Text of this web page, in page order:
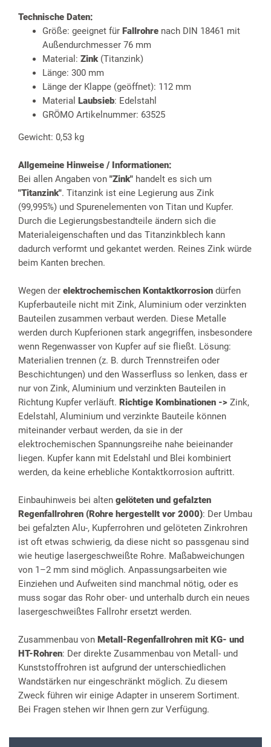
Technische Daten:
Größe: geeignet für Fallrohre nach DIN 18461 mit
Außendurchmesser 76 mm
Material: Zink(Titanzink)
Länge: 300 mm
Länge der Klappe (geöffnet): 112 mm
Material Laubsieb: Edelstahl
GRÖMO Artikelnummer: 63525
Gewicht: 0,53 kg
Allgemeine Hinweise / Informationen:
Bei allen Angaben von "Zink" handelt es sich um
"Titanzink". Titanzink ist eine Legierung aus Zink
(99,995%) und Spurenelementen von Titan und Kupfer.
Durch die Legierungsbestandteile ändern sich die
Materialeigenschaften und das Titanzinkblech kann
dadurch verformt und gekantet werden. Reines Zink würde
beim Kanten brechen.
Wegen der elektrochemischen Kontaktkorrosion dürfen
Kupferbauteile nicht mit Zink, Aluminium oder verzinkten
Bauteilen zusammen verbaut werden. Diese Metalle
werden durch Kupferionen stark angegriffen, insbesondere
wenn Regenwasser von Kupfer auf sie fließt. Lösung:
Materialien trennen (z. B. durch Trennstreifen oder
Beschichtungen) und den Wasserfluss so lenken, dass er
nur von Zink, Aluminium und verzinkten Bauteilen in
Richtung Kupfer verläuft. Richtige Kombinationen -> Zink,
Edelstahl, Aluminium und verzinkte Bauteile können
miteinander verbaut werden, da sie in der
elektrochemischen Spannungsreihe nahe beieinander
liegen. Kupfer kann mit Edelstahl und Blei kombiniert
werden, da keine erhebliche Kontaktkorrosion auftritt.
Einbauhinweis bei alten gelöteten und gefalzten
Regenfallrohren (Rohre hergestellt vor 2000): Der Umbau
bei gefalzten Alu-, Kupferrohren und gelöteten Zinkrohren
ist oft etwas schwierig, da diese nicht so passgenau sind
wie heutige lasergeschweißte Rohre. Maßabweichungen
von 1–2 mm sind möglich. Anpassungsarbeiten wie
Einziehen und Aufweiten sind manchmal nötig, oder es
muss sogar das Rohr ober- und unterhalb durch ein neues
lasergeschweißtes Fallrohr ersetzt werden.
Zusammenbau von Metall-Regenfallrohren mit KG- und
HT-Rohren: Der direkte Zusammenbau von Metall- und
Kunststoffrohren ist aufgrund der unterschiedlichen
Wandstärken nur eingeschränkt möglich. Zu diesem
Zweck führen wir einige Adapter in unserem Sortiment.
Bei Fragen stehen wir Ihnen gern zur Verfügung.